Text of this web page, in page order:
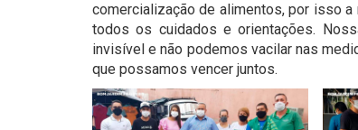
comercialização de alimentos, por isso
todos os cuidados e orientações.
invisível e não podemos vacilar nas
que possamos vencer juntos.